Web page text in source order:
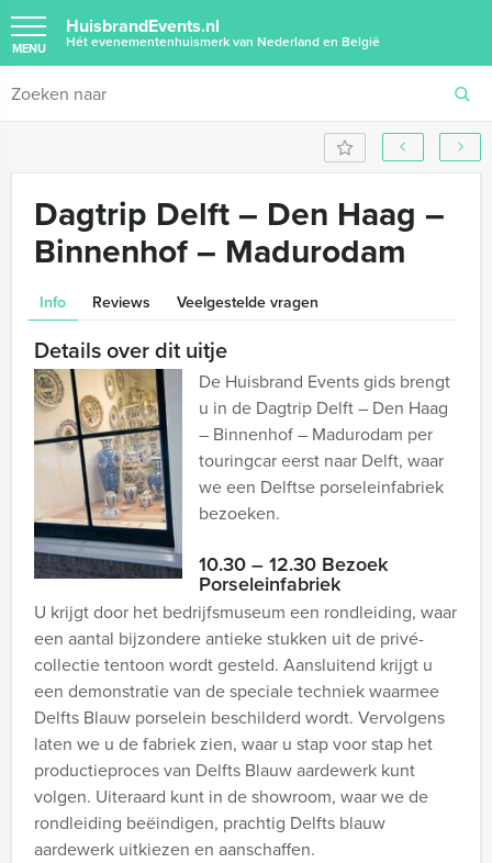
HuisbrandEvents.nl
Hét evenementenhuismerk van Nederland en België
MENU
Dagtrip Delft – Den Haag –
Binnenhof – Madurodam
Info Reviews Veelgestelde vragen
Details over dit uitje
De Huisbrand Events gids brengt
u in de Dagtrip Delft – Den Haag
– Binnenhof – Madurodam per
touringcar eerst naar Delft, waar
we een Delftse porseleinfabriek
bezoeken.
10.30 – 12.30 Bezoek
Porseleinfabriek
U krijgt door het bedrijfsmuseum een rondleiding, waar
een aantal bijzondere antieke stukken uit de privé-
collectie tentoon wordt gesteld. Aansluitend krijgt u
een demonstratie van de speciale techniek waarmee
Delfts Blauw porselein beschilderd wordt. Vervolgens
laten we u de fabriek zien, waar u stap voor stap het
productieproces van Delfts Blauw aardewerk kunt
volgen. Uiteraard kunt in de showroom, waar we de
rondleiding beëindigen, prachtig Delfts blauw
aardewerk uitkiezen en aanschaffen.